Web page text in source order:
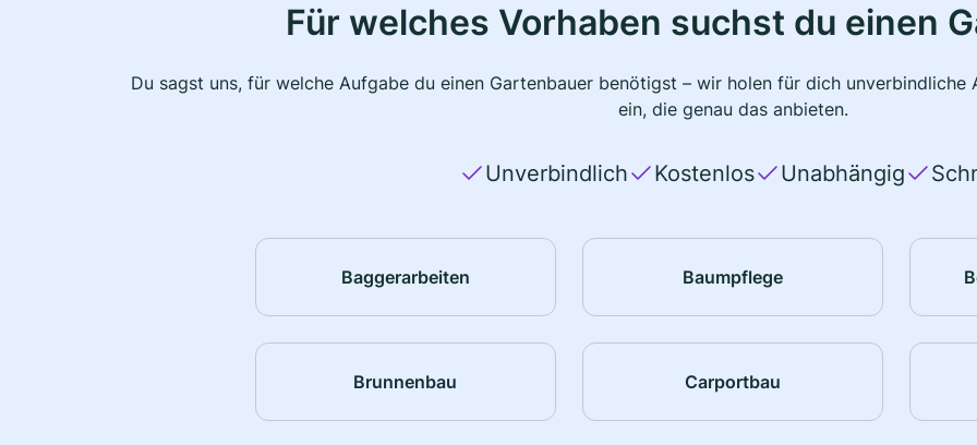
Für welches Vorhaben suchst du einen
Du sagst uns, für welche Aufgabe du einen Gartenbauer benötigst – wir holen für dich
ein, die genau das anbieten.
Unverbindlich Kostenlos Unabhängig
Baggerarbeiten Baumpflege
Brunnenbau Carportbau